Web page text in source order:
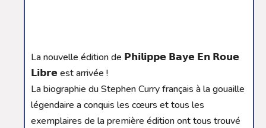
La nouvelle édition de 𝗣𝗵𝗶𝗹𝗶𝗽𝗽𝗲 𝗕𝗮𝘆𝗲 𝗘𝗻 𝗥𝗼𝘂𝗲
𝗟𝗶𝗯𝗿𝗲 est arrivée !
La biographie du Stephen Curry français à la gouaille
légendaire a conquis les cœurs et tous les
exemplaires de la première édition ont tous trouvé